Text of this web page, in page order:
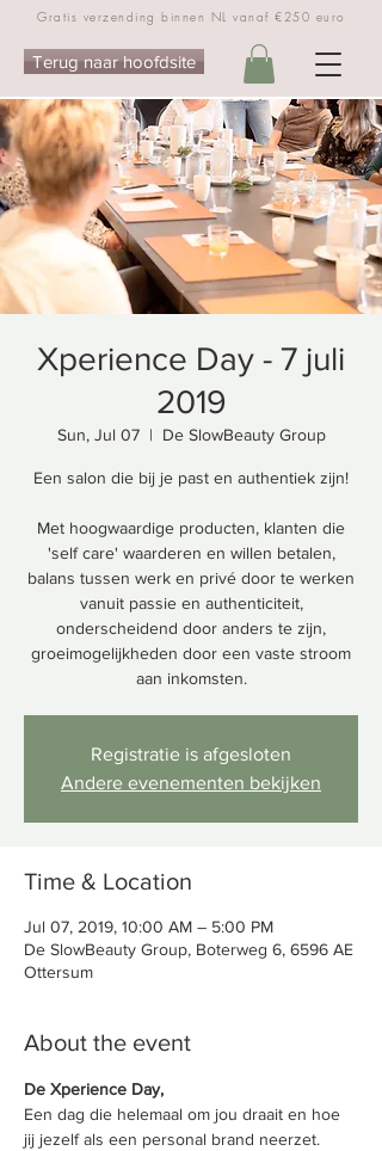
Gratis verzending binnen NL vanaf €250 euro
Terug naar hoofdsite
Xperience Day - 7 juli
2019
Sun, Jul 07
  |
De SlowBeauty Group
Een salon die bij je past en authentiek zijn!
Met hoogwaardige producten, klanten die
'self care' waarderen en willen betalen,
balans tussen werk en privé door te werken
vanuit passie en authenticiteit,
onderscheidend door anders te zijn,
groeimogelijkheden door een vaste stroom
aan inkomsten.
Registratie is afgesloten
Andere evenementen bekijken
Time & Location
Jul 07, 2019, 10:00 AM – 5:00 PM
De SlowBeauty Group, Boterweg 6, 6596 AE
Ottersum
About the event
De Xperience Day,
Een dag die helemaal om jou draait en hoe
jij jezelf als een personal brand neerzet.